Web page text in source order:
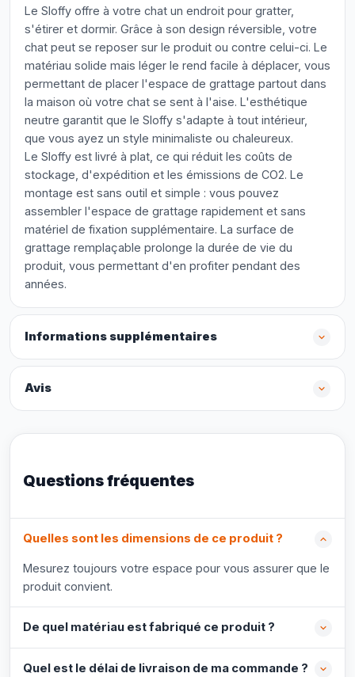
Le Sloffy offre à votre chat un endroit pour gratter,
s'étirer et dormir. Grâce à son design réversible, votre
chat peut se reposer sur le produit ou contre celui-ci. Le
matériau solide mais léger le rend facile à déplacer, vous
permettant de placer l'espace de grattage partout dans
la maison où votre chat se sent à l'aise. L'esthétique
neutre garantit que le Sloffy s'adapte à tout intérieur,
que vous ayez un style minimaliste ou chaleureux.
Le Sloffy est livré à plat, ce qui réduit les coûts de
stockage, d'expédition et les émissions de CO2. Le
montage est sans outil et simple : vous pouvez
assembler l'espace de grattage rapidement et sans
matériel de fixation supplémentaire. La surface de
grattage remplaçable prolonge la durée de vie du
produit, vous permettant d'en profiter pendant des
années.
Informations supplémentaires
Avis
Questions fréquentes
Quelles sont les dimensions de ce produit ?
Mesurez toujours votre espace pour vous assurer que le
produit convient.
De quel matériau est fabriqué ce produit ?
Quel est le délai de livraison de ma commande ?